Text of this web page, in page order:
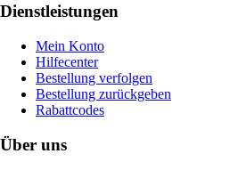
Dienstleistungen
Mein Konto
Hilfecenter
Bestellung verfolgen
Bestellung zurückgeben
Rabattcodes
Über uns